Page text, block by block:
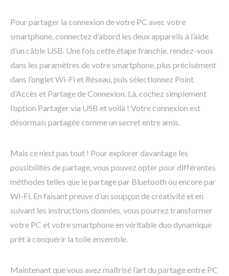
Pour partager la connexion de votre PC avec votre
smartphone, connectez d’abord les deux appareils à l’aide
d’un câble USB. Une fois cette étape franchie, rendez-vous
dans les paramètres de votre smartphone, plus précisément
dans l’onglet Wi-Fi et Réseau, puis sélectionnez Point
d’Accès et Partage de Connexion. Là, cochez simplement
l’option Partager via USB et voilà ! Votre connexion est
désormais partagée comme un secret entre amis.
Mais ce n’est pas tout ! Pour explorer davantage les
possibilités de partage, vous pouvez opter pour différentes
méthodes telles que le partage par Bluetooth ou encore par
Wi-Fi. En faisant preuve d’un soupçon de créativité et en
suivant les instructions données, vous pourrez transformer
votre PC et votre smartphone en véritable duo dynamique
prêt à conquérir la toile ensemble.
Maintenant que vous avez maîtrisé l’art du partage entre PC